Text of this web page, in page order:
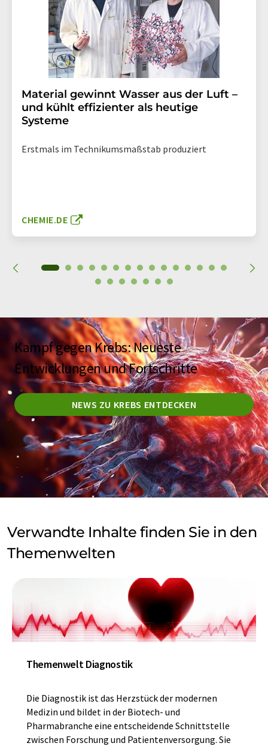
Material gewinnt Wasser aus der Luft –
und kühlt effizienter als heutige
Systeme
Erstmals im Technikumsmaßstab produziert
CHEMIE.DE
Kampf gegen Krebs: Neueste
Entwicklungen und Fortschritte
NEWS ZU KREBS ENTDECKEN
Verwandte Inhalte finden Sie in den
Themenwelten
Themenwelt Diagnostik
Die Diagnostik ist das Herzstück der modernen
Medizin und bildet in der Biotech- und
Pharmabranche eine entscheidende Schnittstelle
zwischen Forschung und Patientenversorgung. Sie